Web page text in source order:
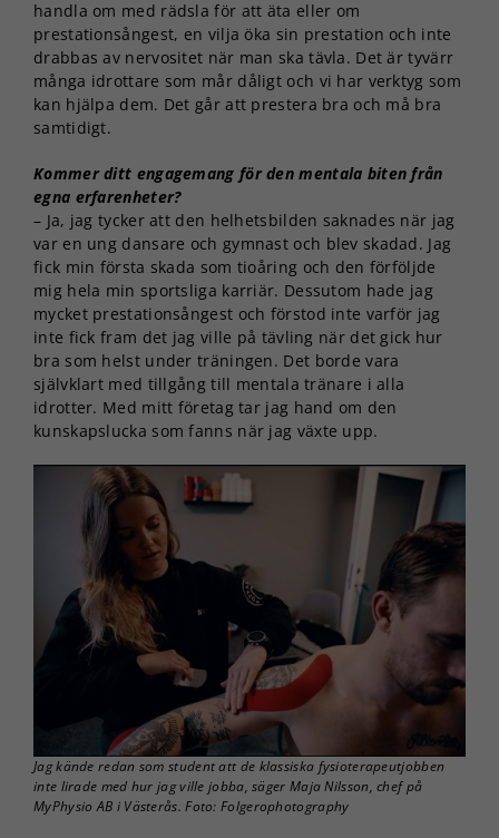
handla om med rädsla för att äta eller om
prestationsångest, en vilja öka sin prestation och inte
drabbas av nervositet när man ska tävla. Det är tyvärr
många idrottare som mår dåligt och vi har verktyg som
kan hjälpa dem. Det går att prestera bra och må bra
samtidigt.
Kommer ditt engagemang för den mentala biten från
egna erfarenheter?
– Ja, jag tycker att den helhetsbilden saknades när jag
var en ung dansare och gymnast och blev skadad. Jag
fick min första skada som tioåring och den förföljde
mig hela min sportsliga karriär. Dessutom hade jag
mycket prestationsångest och förstod inte varför jag
inte fick fram det jag ville på tävling när det gick hur
bra som helst under träningen. Det borde vara
självklart med tillgång till mentala tränare i alla
idrotter. Med mitt företag tar jag hand om den
kunskapslucka som fanns när jag växte upp.
Jag kände redan som student att de klassiska fysioterapeutjobben
inte lirade med hur jag ville jobba, säger Maja Nilsson, chef på
MyPhysio AB i Västerås. Foto: Folgerophotography